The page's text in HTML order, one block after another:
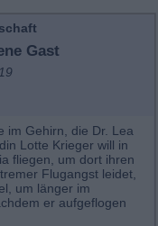
Gast
im Gehirn, die Dr. Lea
Lotte Krieger will in
fliegen, um dort ihren
Flugangst leidet,
um länger im
er aufgeflogen